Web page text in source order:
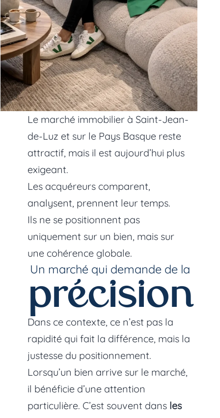
Le marché immobilier à Saint-Jean-
de-Luz et sur le Pays Basque reste
attractif, mais il est aujourd’hui plus
exigeant.
Les acquéreurs comparent,
analysent, prennent leur temps.
Ils ne se positionnent pas
uniquement sur un bien, mais sur
une cohérence globale.
Un marché qui demande de la
précision
Dans ce contexte, ce n’est pas la
rapidité qui fait la différence, mais la
justesse du positionnement.
Lorsqu’un bien arrive sur le marché,
il bénéficie d’une attention
particulière. C’est souvent dans les